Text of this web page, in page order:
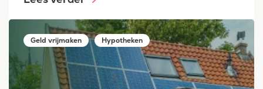
Geld vrijmaken Hypotheken